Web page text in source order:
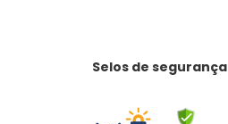
Selos de segurança